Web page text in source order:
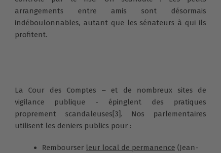
arrangements entre amis sont désormais
indéboulonnables, autant que les sénateurs à qui ils
profitent.
La Cour des Comptes – et de nombreux sites de
vigilance publique - épinglent des pratiques
proprement scandaleuses [3] . Nos parlementaires
utilisent les deniers publics pour :
Rembourser leur local de permanence (Jean-